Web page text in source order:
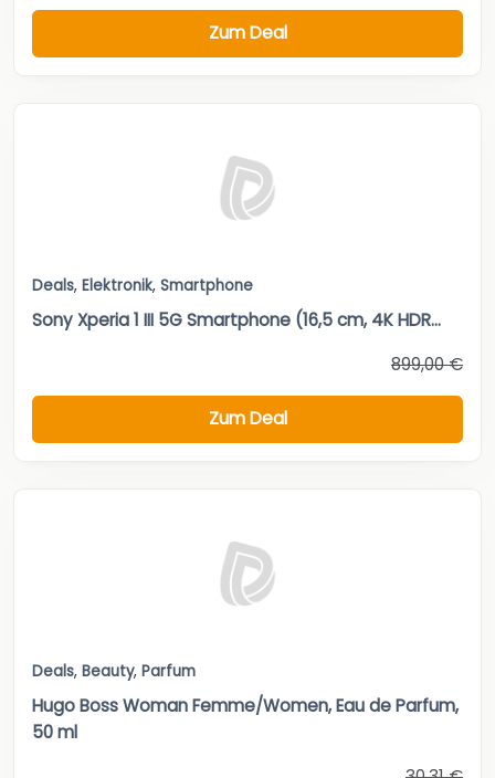
Zum Deal
Deals, Elektronik, Smartphone
Sony Xperia 1 III 5G Smartphone (16,5 cm, 4K HDR...
899,00 €
Zum Deal
Deals, Beauty, Parfum
Hugo Boss Woman Femme/Women, Eau de Parfum,
50 ml